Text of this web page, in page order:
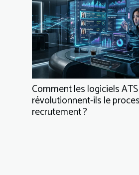
Comment les logiciels ATS
révolutionnent-ils le
recrutement ?